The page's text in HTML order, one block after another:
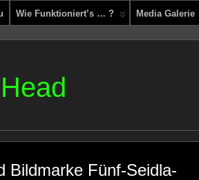
Wie Funktioniert’s … ? Media Galerie
Bildmarke Fünf-Seidla-